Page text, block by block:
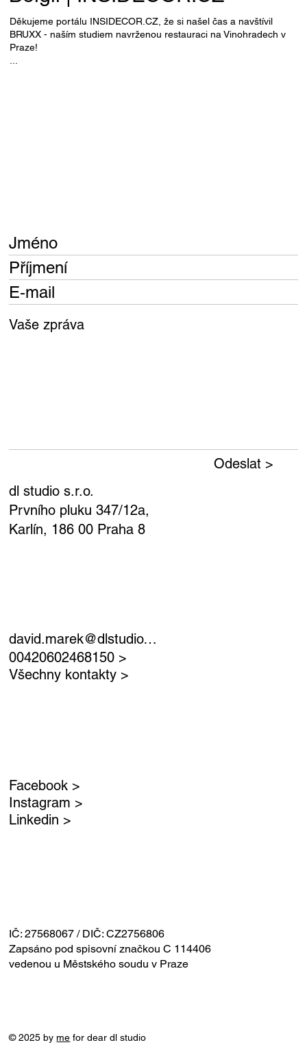
Děkujeme portálu INSIDECOR.CZ, že si našel čas a navštívil
BRUXX - naším studiem navrženou restauraci na Vinohradech v
Praze!
...
dl studio s.r.o.
Prvního pluku 347/12a,
Karlín, 186 00 Praha 8
Odeslat >
IČ: 27568067 / DIČ: CZ2756806
Zapsáno pod spisovní značkou C 114406
vedenou u Městského soudu v Praze
© 2025 byme for dear dl studio
00420602468150 >
david.marek@dlstudio.cz >
Všechny kontakty >
Facebook >
Instagram >
Linkedin >